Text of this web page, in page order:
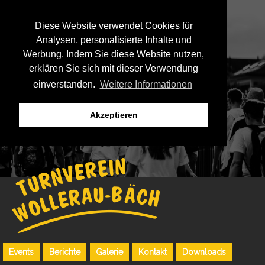
Diese Website verwendet Cookies für
Analysen, personalisierte Inhalte und
Werbung. Indem Sie diese Website nutzen,
erklären Sie sich mit dieser Verwendung
einverstanden. Weitere Informationen
Akzeptieren
Events Berichte Galerie Kontakt Downloads